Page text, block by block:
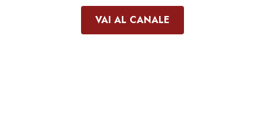
VAI AL CANALE